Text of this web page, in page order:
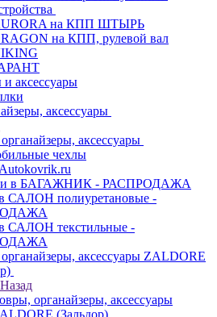
на КПП ШТЫРЬ
на КПП, рулевой вал
аксессуары
аксессуары
аксессуары
чехлы
в БАГАЖНИК - РАСПРОДАЖА
САЛОН полиуретановые -
САЛОН текстильные -
аксессуары ZALDORE
Назад
органайзеры, аксессуары
(Зальдор)